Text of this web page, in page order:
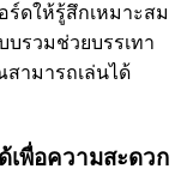
ดให้รู้สึกเหมาะสม
รวมช่วยบรรเทา
ามารถเล่นได้
พื่อความสะดวก